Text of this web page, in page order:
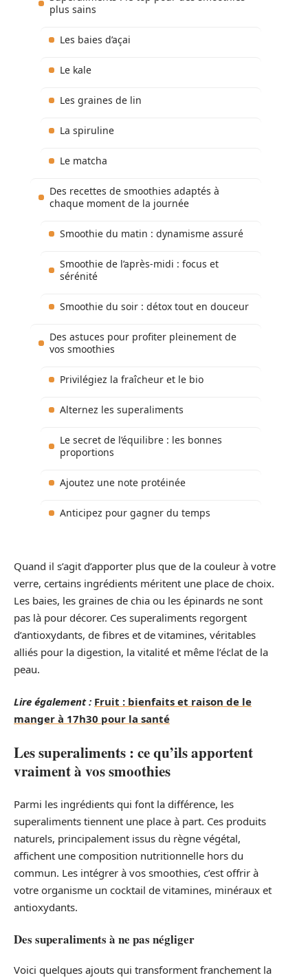
plus sains
Les baies d’açai
Le kale
Les graines de lin
La spiruline
Le matcha
Des recettes de smoothies adaptés à
chaque moment de la journée
Smoothie du matin : dynamisme assuré
Smoothie de l’après-midi : focus et
sérénité
Smoothie du soir : détox tout en douceur
Des astuces pour profiter pleinement de
vos smoothies
Privilégiez la fraîcheur et le bio
Alternez les superaliments
Le secret de l’équilibre : les bonnes
proportions
Ajoutez une note protéinée
Anticipez pour gagner du temps
Quand il s’agit d’apporter plus que de la couleur à votre
verre, certains ingrédients méritent une place de choix.
Les baies, les graines de chia ou les épinards ne sont
pas là pour décorer. Ces superaliments regorgent
d’antioxydants, de fibres et de vitamines, véritables
alliés pour la digestion, la vitalité et même l’éclat de la
peau.
Lire également : Fruit : bienfaits et raison de le
manger à 17h30 pour la santé
Les superaliments : ce qu’ils apportent
vraiment à vos smoothies
Parmi les ingrédients qui font la différence, les
superaliments tiennent une place à part. Ces produits
naturels, principalement issus du règne végétal,
affichent une composition nutritionnelle hors du
commun. Les intégrer à vos smoothies, c’est offrir à
votre organisme un cocktail de vitamines, minéraux et
antioxydants.
Des superaliments à ne pas négliger
Voici quelques ajouts qui transforment franchement la